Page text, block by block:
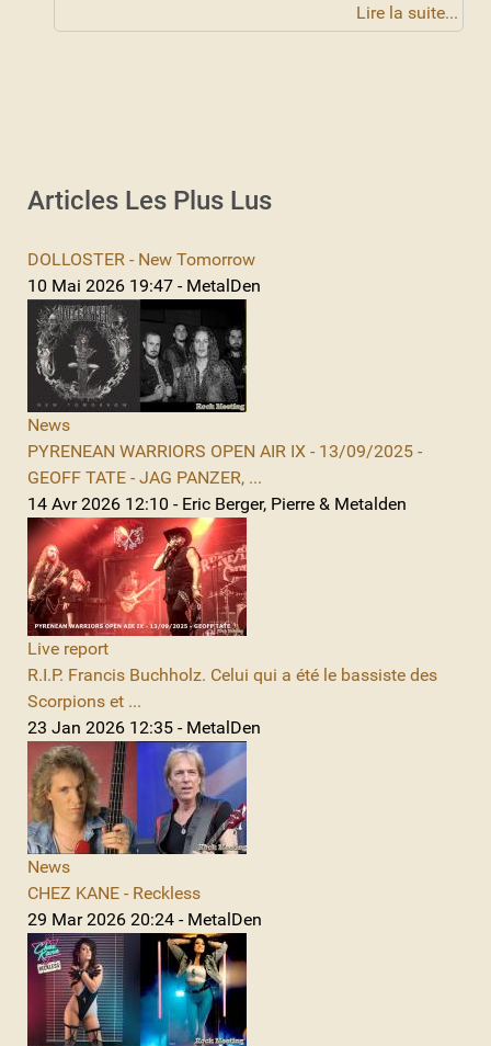
Lire la suite...
Articles Les Plus Lus
DOLLOSTER - New Tomorrow
10 Mai 2026 19:47 - MetalDen
News
PYRENEAN WARRIORS OPEN AIR IX - 13/09/2025 -
GEOFF TATE - JAG PANZER, ...
14 Avr 2026 12:10 - Eric Berger, Pierre & Metalden
Live report
R.I.P. Francis Buchholz. Celui qui a été le bassiste des
Scorpions et ...
23 Jan 2026 12:35 - MetalDen
News
CHEZ KANE - Reckless
29 Mar 2026 20:24 - MetalDen